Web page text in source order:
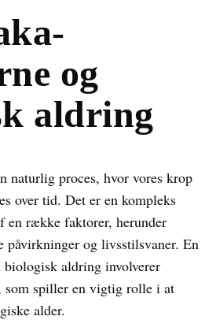
og
aldring
naturlig proces, hvor vores krop
over tid. Det er en kompleks
en række faktorer, herunder
påvirkninger og livsstilsvaner. En
biologisk aldring involverer
som spiller en vigtig rolle i at
alder.